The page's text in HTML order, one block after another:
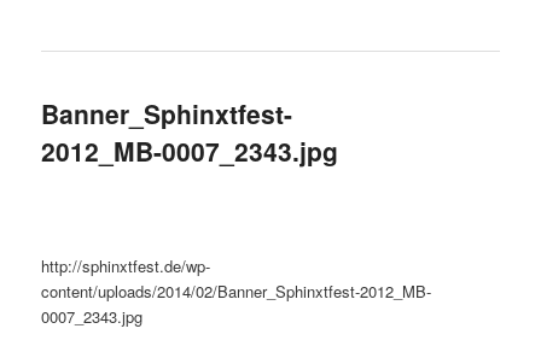
Banner_Sphinxtfest-
2012_MB-0007_2343.jpg
http://sphinxtfest.de/wp-
content/uploads/2014/02/Banner_Sphinxtfest-2012_MB-
0007_2343.jpg